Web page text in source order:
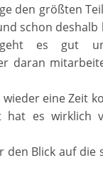
den größten
schon
geht es gut
daran
eine Zeit
hat es wirklich
Blick auf die